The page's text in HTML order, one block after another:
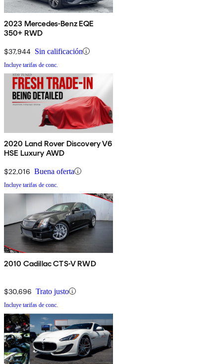
2023 Mercedes-Benz EQE
350+ RWD
$37,944 Sin calificación
Incluye tarifas de conc.
2020 Land Rover Discovery V6
HSE Luxury AWD
$22,016 Buena oferta
Incluye tarifas de conc.
2010 Cadillac CTS-V RWD
$30,696 Trato justo
Incluye tarifas de conc.